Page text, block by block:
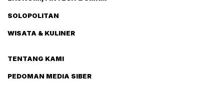
SOLOPOLITAN
WISATA & KULINER
TENTANG KAMI
PEDOMAN MEDIA SIBER